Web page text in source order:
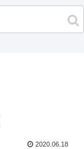
2020.06.18